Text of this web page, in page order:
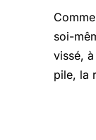
soi-
vissé,
pile, la